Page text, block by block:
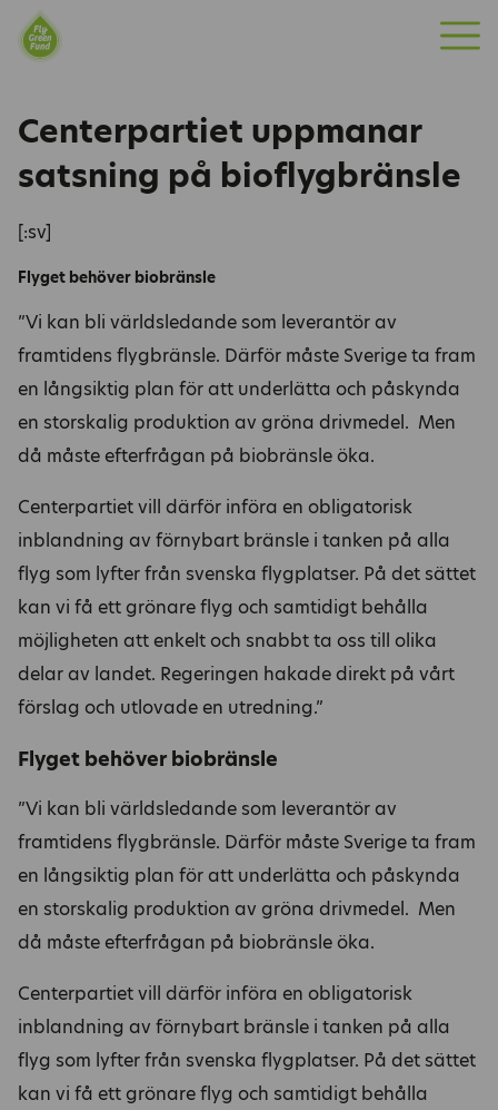
Fly Green Fund
Centerpartiet uppmanar
satsning på bioflygbränsle
[:sv]
Flyget behöver biobränsle
”Vi kan bli världsledande som leverantör av
framtidens flygbränsle. Därför måste Sverige ta fram
en långsiktig plan för att underlätta och påskynda
en storskalig produktion av gröna drivmedel. Men
då måste efterfrågan på biobränsle öka.
Centerpartiet vill därför införa en obligatorisk
inblandning av förnybart bränsle i tanken på alla
flyg som lyfter från svenska flygplatser. På det sättet
kan vi få ett grönare flyg och samtidigt behålla
möjligheten att enkelt och snabbt ta oss till olika
delar av landet. Regeringen hakade direkt på vårt
förslag och utlovade en utredning.”
Flyget behöver biobränsle
”Vi kan bli världsledande som leverantör av
framtidens flygbränsle. Därför måste Sverige ta fram
en långsiktig plan för att underlätta och påskynda
en storskalig produktion av gröna drivmedel. Men
då måste efterfrågan på biobränsle öka.
Centerpartiet vill därför införa en obligatorisk
inblandning av förnybart bränsle i tanken på alla
flyg som lyfter från svenska flygplatser. På det sättet
kan vi få ett grönare flyg och samtidigt behålla